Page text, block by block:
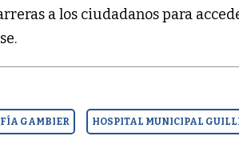
a los ciudadanos para
GAMBIER HOSPITAL MUNICIPAL